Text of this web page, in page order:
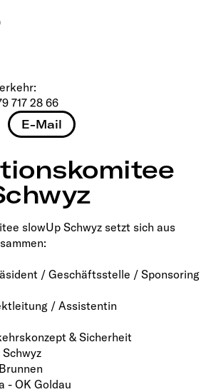
717 28 66
E-Mail
slowUp Schwyz setzt sich aus
/ Geschäftsstelle / Sponsoring
/ Assistentin
& Sicherheit
- OK Goldau